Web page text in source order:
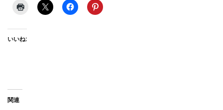
いいね:
関連